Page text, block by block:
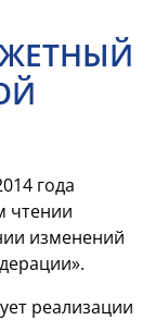
года
чтении
изменений
реализации